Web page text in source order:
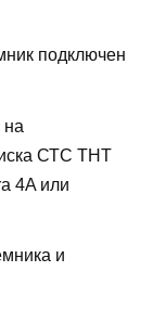
подключен
на
СТС ТНТ
4A или
и